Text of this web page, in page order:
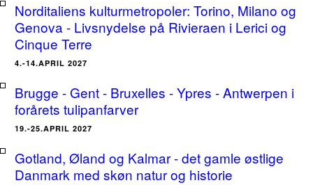
Norditaliens kulturmetropoler: Torino, Milano og
Genova - Livsnydelse på Rivieraen i Lerici og
Cinque Terre
4.-14.APRIL 2027
Brugge - Gent - Bruxelles - Ypres - Antwerpen i
forårets tulipanfarver
19.-25.APRIL 2027
Gotland, Øland og Kalmar - det gamle østlige
Danmark med skøn natur og historie